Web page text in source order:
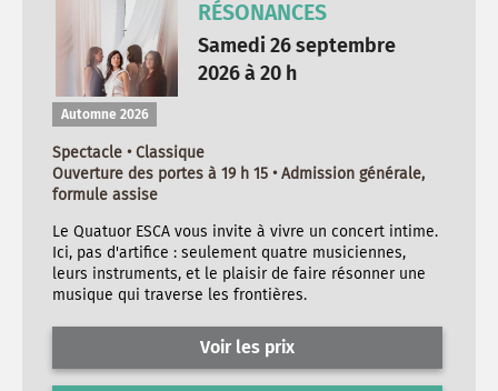
RÉSONANCES
Samedi 26 septembre
2026 à 20 h
Automne 2026
Spectacle • Classique
Ouverture des portes à 19 h 15 • Admission générale,
formule assise
Le Quatuor ESCA vous invite à vivre un concert intime.
Ici, pas d'artifice : seulement quatre musiciennes,
leurs instruments, et le plaisir de faire résonner une
musique qui traverse les frontières.
Voir les prix